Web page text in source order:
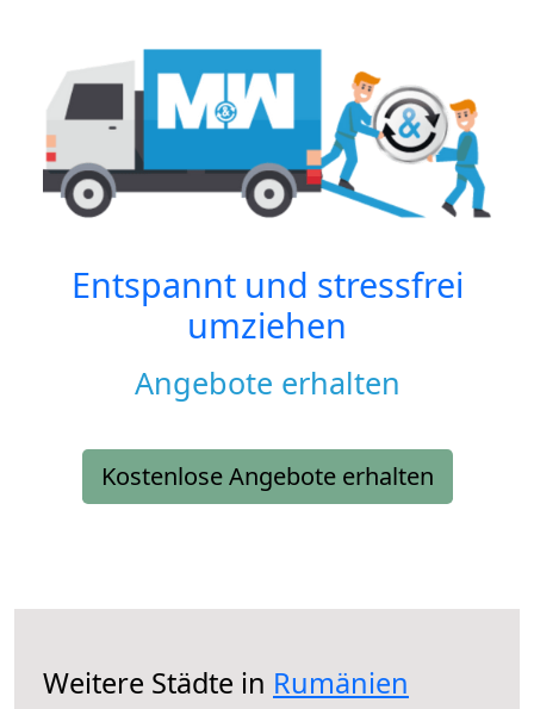
Entspannt und stressfrei
umziehen
Angebote erhalten
Kostenlose Angebote erhalten
Weitere Städte in Rumänien